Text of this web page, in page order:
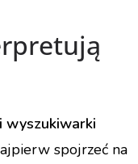
wyszukiwarki
spojrzeć na